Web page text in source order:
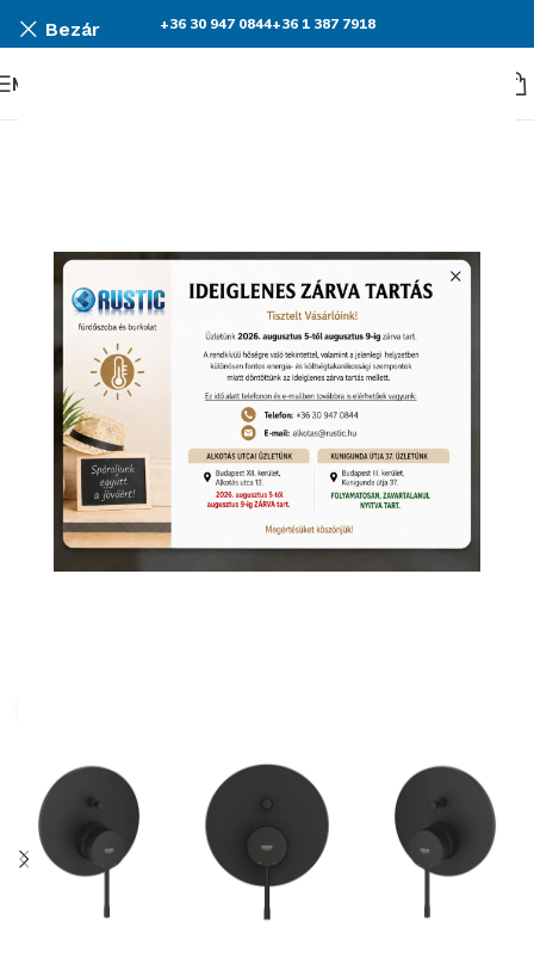
Bezár +36 30 947 0844+36 1 387 7918
Menü